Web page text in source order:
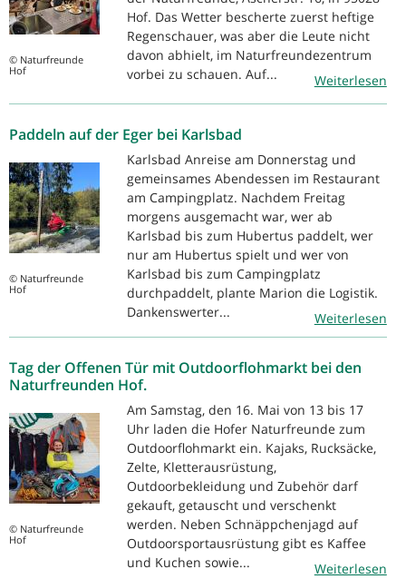
© Naturfreunde
Hof
Hof. Das Wetter bescherte zuerst heftige
Regenschauer, was aber die Leute nicht
davon abhielt, im Naturfreundezentrum
vorbei zu schauen. Auf...
Weiterlesen
Paddeln auf der Eger bei Karlsbad
© Naturfreunde
Hof
Karlsbad Anreise am Donnerstag und
gemeinsames Abendessen im Restaurant
am Campingplatz. Nachdem Freitag
morgens ausgemacht war, wer ab
Karlsbad bis zum Hubertus paddelt, wer
nur am Hubertus spielt und wer von
Karlsbad bis zum Campingplatz
durchpaddelt, plante Marion die Logistik.
Dankenswerter...
Weiterlesen
Tag der Offenen Tür mit Outdoorflohmarkt bei den
Naturfreunden Hof.
© Naturfreunde
Hof
Am Samstag, den 16. Mai von 13 bis 17
Uhr laden die Hofer Naturfreunde zum
Outdoorflohmarkt ein. Kajaks, Rucksäcke,
Zelte, Kletterausrüstung,
Outdoorbekleidung und Zubehör darf
gekauft, getauscht und verschenkt
werden. Neben Schnäppchenjagd auf
Outdoorsportausrüstung gibt es Kaffee
und Kuchen sowie...
Weiterlesen